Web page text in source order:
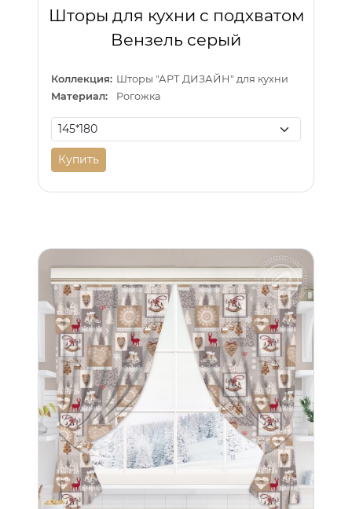
Шторы для кухни с подхватом
Вензель серый
Коллекция: Шторы "АРТ ДИЗАЙН" для кухни
Материал:
Рогожка
Купить